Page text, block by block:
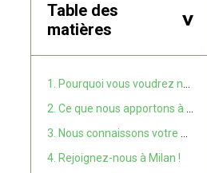
Table des
matières
>
4. Rejoignez-nous à Milan !